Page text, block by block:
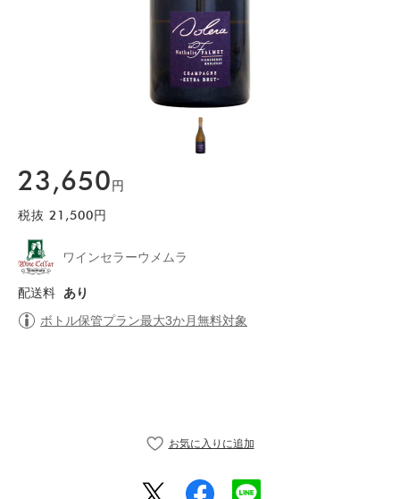
23,650 円
税抜 21,500 円
ワインセラーウメムラ
配送料
あり
ボトル保管プラン最大3か月無料対象